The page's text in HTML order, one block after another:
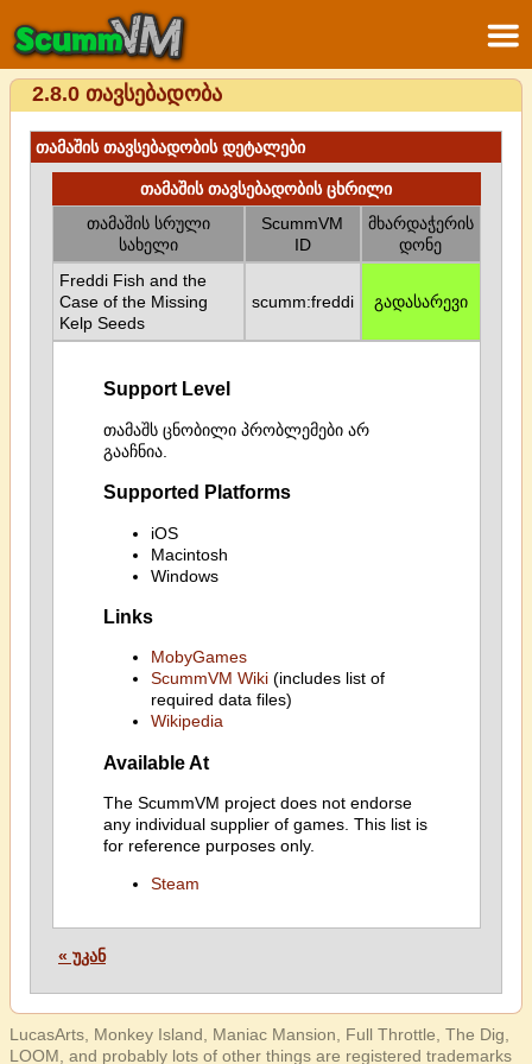
2.8.0 თავსებადობა
თამაშის თავსებადობის დეტალები
თამაშის თავსებადობის ცხრილი
თამაშის სრული
სახელი
ScummVM
ID
მხარდაჭერის
დონე
Freddi Fish and the
Case of the Missing
Kelp Seeds
scumm:freddi გადასარევი
Support Level
თამაშს ცნობილი პრობლემები არ
გააჩნია.
Supported Platforms
iOS
Macintosh
Windows
Links
MobyGames
ScummVM Wiki(includes list of
required data files)
Wikipedia
Available At
The ScummVM project does not endorse
any individual supplier of games. This list is
for reference purposes only.
Steam
« უკან
LucasArts, Monkey Island, Maniac Mansion, Full Throttle, The Dig,
LOOM, and probably lots of other things are registered trademarks